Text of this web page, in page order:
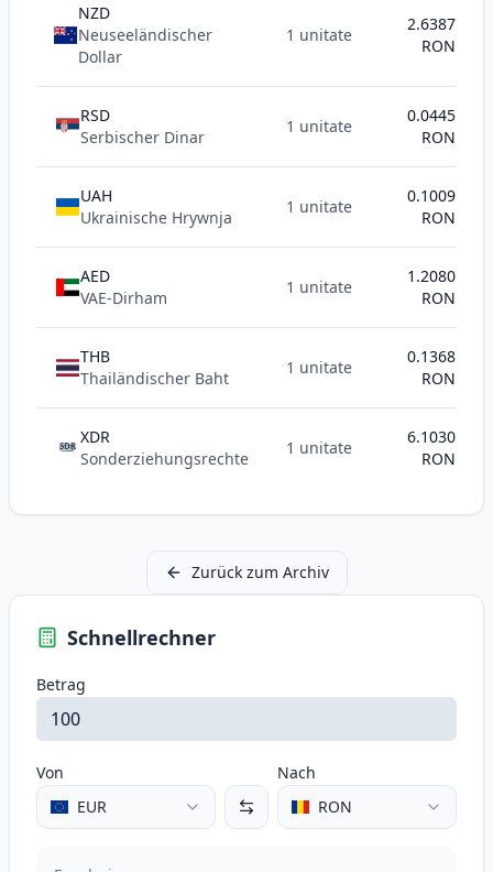
Schnellrechner
Betrag
Von
EUR
Nach
RON
NZD
Neuseeländischer
Dollar
1 unitate
2.6387
RON
RSD
Serbischer Dinar
1 unitate
0.0445
RON
UAH
Ukrainische Hrywnja
1 unitate
0.1009
RON
AED
VAE-Dirham
1 unitate
1.2080
RON
THB
Thailändischer Baht
1 unitate
0.1368
RON
SDR XDR
Sonderziehungsrechte
1 unitate
6.1030
RON
Zurück zum Archiv